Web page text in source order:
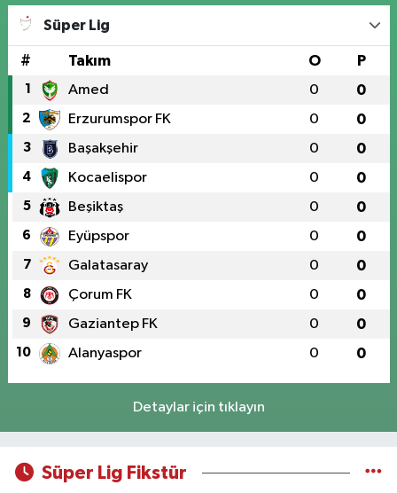
Süper Lig
# Takım O P
1 Amed 0 0
2 Erzurumspor FK 0 0
3 Başakşehir 0 0
4 Kocaelispor 0 0
5 Beşiktaş 0 0
6 Eyüpspor 0 0
7 Galatasaray 0 0
8 Çorum FK 0 0
9 Gaziantep FK 0 0
10 Alanyaspor 0 0
Detaylar için tıklayın
Süper Lig Fikstür